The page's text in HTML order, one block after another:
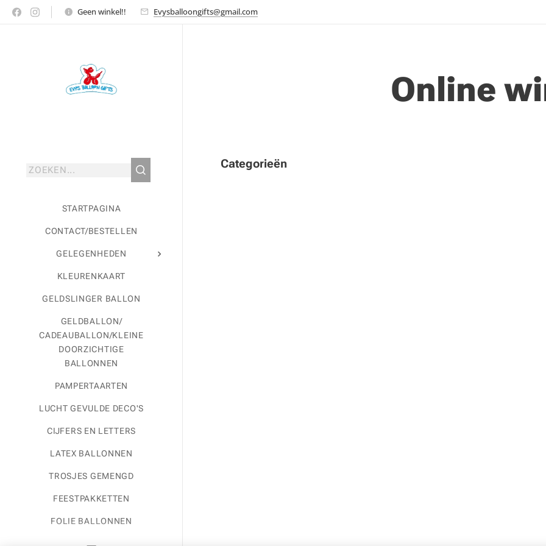
Geen winkel!! Evysballoongifts@gmail.com
STARTPAGINA
CONTACT/BESTELLEN
GELEGENHEDEN
KLEURENKAART
GELDSLINGER BALLON
GELDBALLON/
CADEAUBALLON/KLEINE
DOORZICHTIGE
BALLONNEN
PAMPERTAARTEN
LUCHT GEVULDE DECO'S
CIJFERS EN LETTERS
LATEX BALLONNEN
TROSJES GEMENGD
FEESTPAKKETTEN
FOLIE BALLONNEN
GEPERONALISEERD
Online
Categorieën